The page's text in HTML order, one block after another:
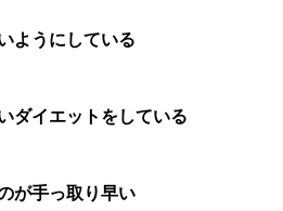
ようにしている
ダイエットをしている
が手っ取り早い